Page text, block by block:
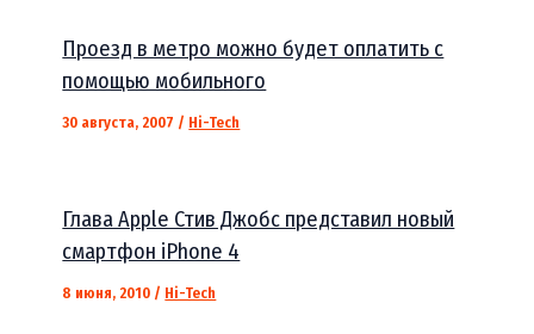
Проезд в метро можно будет оплатить с
помощью мобильного
30 августа, 2007 / Hi-Tech
Глава Apple Стив Джобс представил новый
смартфон iPhone 4
8 июня, 2010 / Hi-Tech